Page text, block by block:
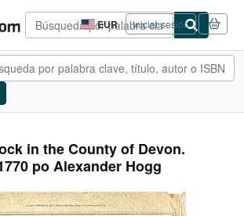
principal
EUR
Preferencias
de
compra
del
Iniciar sesión
in the County of Devon.
po Alexander Hogg